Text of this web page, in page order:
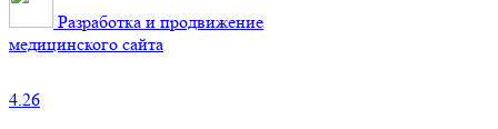
Разработка и продвижение
медицинского сайта
4.26